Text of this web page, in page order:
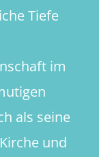
Tiefe
im
als seine
und